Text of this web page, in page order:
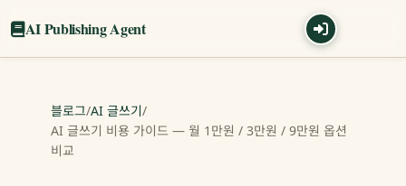
AI Publishing Agent
블로그/AI 글쓰기/
AI 글쓰기 비용 가이드 — 월 1만원 / 3만원 / 9만원 옵션
비교